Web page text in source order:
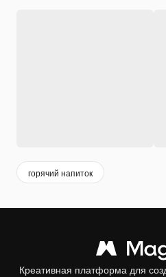
горячий напиток
Креативная платформа для